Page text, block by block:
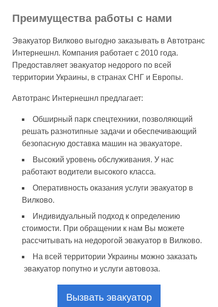
Преимущества работы с нами
Эвакуатор Вилково выгодно заказывать в Автотранс
Интернешнл. Компания работает с 2010 года.
Предоставляет эвакуатор недорого по всей
территории Украины, в странах СНГ и Европы.
Автотранс Интернешнл предлагает:
Обширный парк спецтехники, позволяющий
решать разнотипные задачи и обеспечивающий
безопасную доставка машин на эвакуаторе.
Высокий уровень обслуживания. У нас
работают водители высокого класса.
Оперативность оказания услуги эвакуатор в
Вилково.
Индивидуальный подход к определению
стоимости. При обращении к нам Вы можете
рассчитывать на недорогой эвакуатор в Вилково.
На всей территории Украины можно заказать
эвакуатор попутно и услуги автовоза.
Вызвать эвакуатор